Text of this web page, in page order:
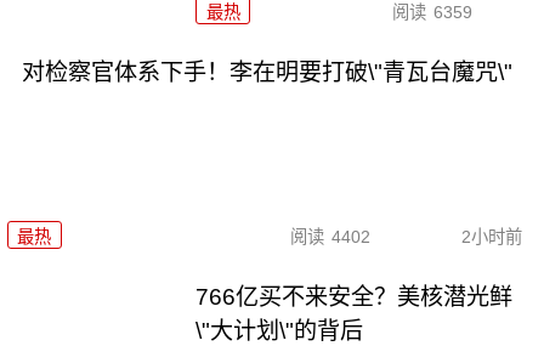
最热 阅读 6359
对检察官体系下手！李在明要打破\"青瓦台魔咒\"
最热 阅读 4402 2小时前
766亿买不来安全？美核潜光鲜
\"大计划\"的背后